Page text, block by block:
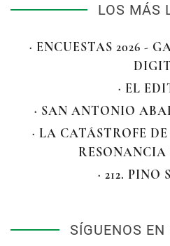
LOS MÁS
· ENCUESTAS 2026 -
· EL
· SAN ANTONIO
· LA CATÁSTROFE
RESONANCIA
· 212. PINO
SÍGUENOS EN